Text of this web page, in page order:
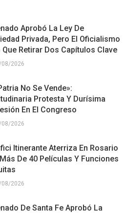
Aprobó La Ley De
Privada, Pero El Oficialismo
Que Retirar Dos Capítulos Clave
08/2026
No Se Vende»:
Protesta Y Durísima
En El Congreso
08/2026
Itinerante Aterriza En Rosario
De 40 Películas Y Funciones
08/2026
De Santa Fe Aprobó La